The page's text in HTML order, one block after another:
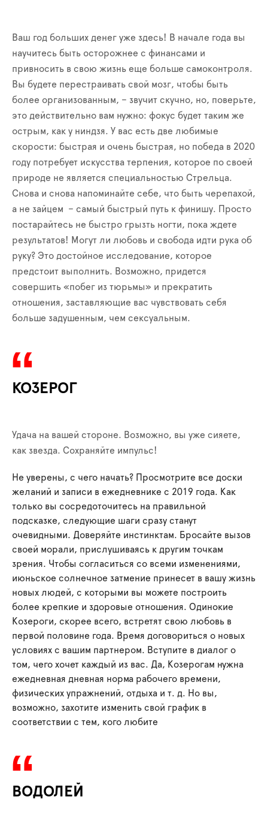
Ваш год больших денег уже здесь! В начале года вы
научитесь быть осторожнее с финансами и
привносить в свою жизнь еще больше самоконтроля.
Вы будете перестраивать свой мозг, чтобы быть
более организованным, – звучит скучно, но, поверьте,
это действительно вам нужно: фокус будет таким же
острым, как у ниндзя. У вас есть две любимые
скорости: быстрая и очень быстрая, но победа в 2020
году потребует искусства терпения, которое по своей
природе не является специальностью Стрельца.
Снова и снова напоминайте себе, что быть черепахой,
а не зайцем – самый быстрый путь к финишу. Просто
постарайтесь не быстро грызть ногти, пока ждете
результатов! Могут ли любовь и свобода идти рука об
руку? Это достойное исследование, которое
предстоит выполнить. Возможно, придется
совершить «побег из тюрьмы» и прекратить
отношения, заставляющие вас чувствовать себя
больше задушенным, чем сексуальным.
КОЗЕРОГ
Удача на вашей стороне. Возможно, вы уже сияете,
как звезда. Сохраняйте импульс!
Не уверены, с чего начать? Просмотрите все доски
желаний и записи в ежедневнике с 2019 года. Как
только вы сосредоточитесь на правильной
подсказке, следующие шаги сразу станут
очевидными. Доверяйте инстинктам. Бросайте вызов
своей морали, прислушиваясь к другим точкам
зрения. Чтобы согласиться со всеми изменениями,
июньское солнечное затмение принесет в вашу жизнь
новых людей, с которыми вы можете построить
более крепкие и здоровые отношения. Одинокие
Козероги, скорее всего, встретят свою любовь в
первой половине года. Время договориться о новых
условиях с вашим партнером. Вступите в диалог о
том, чего хочет каждый из вас. Да, Козерогам нужна
ежедневная дневная норма рабочего времени,
физических упражнений, отдыха и т. д. Но вы,
возможно, захотите изменить свой график в
соответствии с тем, кого любите
ВОДОЛЕЙ